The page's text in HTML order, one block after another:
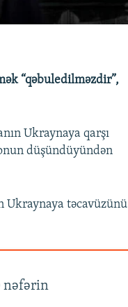
“qəbuledilməzdir”,
Ukraynaya qarşı
düşündüyündən
Ukraynaya təcavüzünü
nəfərin